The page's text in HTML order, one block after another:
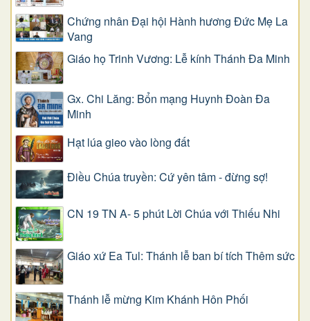
Chứng nhân Đại hội Hành hương Đức Mẹ La
Vang
Giáo họ Trinh Vương: Lễ kính Thánh Đa Minh
Gx. Chi Lăng: Bổn mạng Huynh Đoàn Đa
Minh
Hạt lúa gieo vào lòng đất
Điều Chúa truyền: Cứ yên tâm - đừng sợ!
CN 19 TN A- 5 phút Lời Chúa với Thiếu Nhi
Giáo xứ Ea Tul: Thánh lễ ban bí tích Thêm sức
Thánh lễ mừng Kim Khánh Hôn Phối